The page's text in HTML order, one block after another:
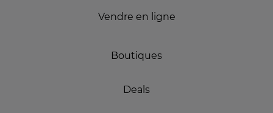
Vendre en ligne
Boutiques
Deals